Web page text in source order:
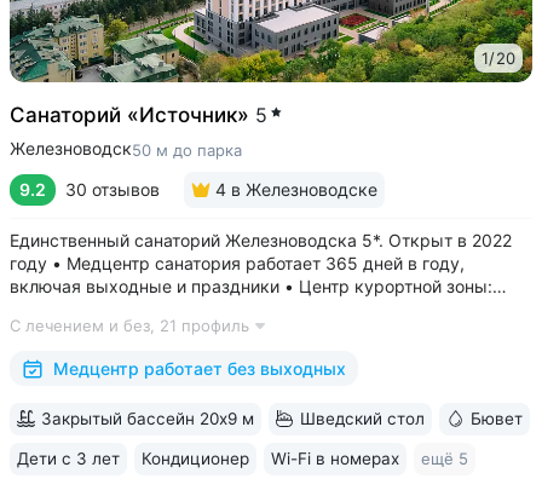
1/20
Санаторий «Источник» 5
Железноводск50 м до парка
9.2 30 отзывов 4 в Железноводске
Единственный санаторий Железноводска 5*. Открыт в 2022
году • Медцентр санатория работает 365 дней в году,
включая выходные и праздники • Центр курортной зоны:
бюветы «Славяновский» и «Смирновский»,
бальнеогрязелечебница, каскадная...
С лечением и без, 21 профиль
Медцентр работает без выходных
Закрытый бассейн 20х9 м Шведский стол Бювет
Дети с 3 лет Кондиционер Wi-Fi в номерах ещё 5